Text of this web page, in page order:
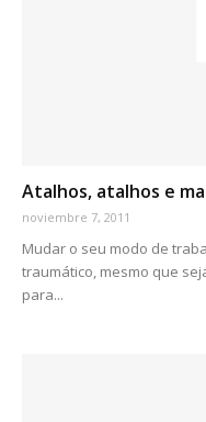
Atalhos, atalhos e
noviembre 7, 2011
Mudar o seu modo de
traumático, mesmo que
para...